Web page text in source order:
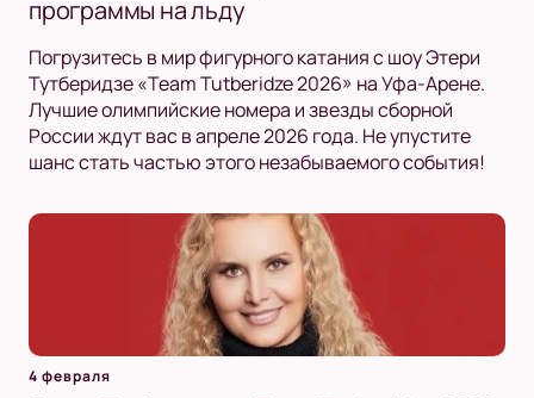
программы на льду
Погрузитесь в мир фигурного катания с шоу Этери
Тутберидзе «Team Tutberidze 2026» на Уфа-Арене.
Лучшие олимпийские номера и звезды сборной
России ждут вас в апреле 2026 года. Не упустите
шанс стать частью этого незабываемого события!
4 февраля